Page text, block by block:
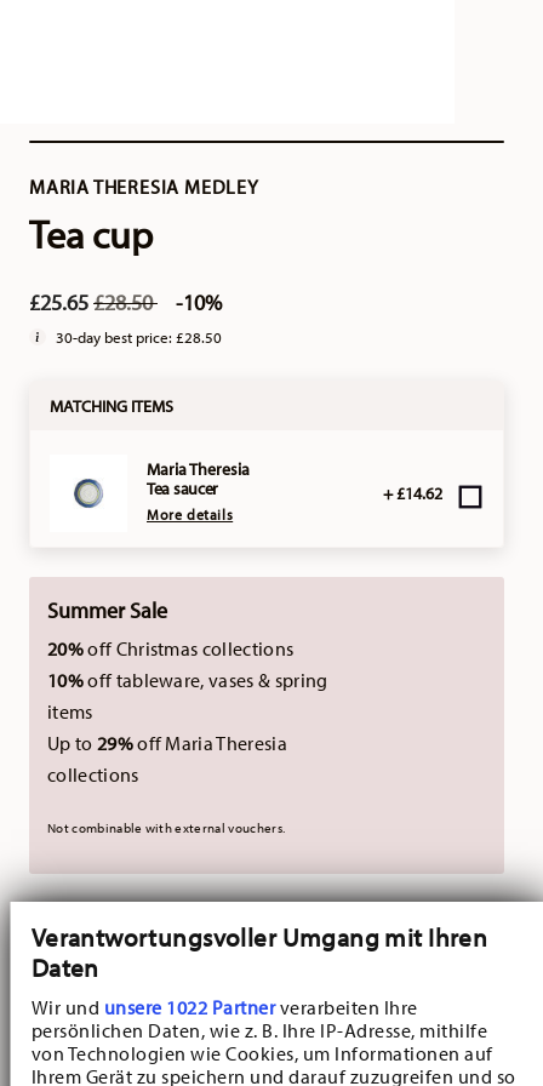
Verantwortungsvoller Umgang mit Ihren
Daten
Wir und unsere 1022 Partnerverarbeiten Ihre
persönlichen Daten, wie z. B. Ihre IP-Adresse, mithilfe
von Technologien wie Cookies, um Informationen auf
Ihrem Gerät zu speichern und darauf zuzugreifen und so
MARIA THERESIA MEDLEY
Tea cup
£25.65Price reduced from
£28.50to -10%
30-day best price:£28.50
MATCHING ITEMS
Maria Theresia
Tea saucer
More details
+ £14.62
Summer Sale
20%off Christmas collections
10%off tableware, vases & spring
items
Up to 29%off Maria Theresia
collections
Not combinable with external vouchers.
Also available as a set
Maria Theresia
Elegant 18-piece tea
service for 6
VIEW